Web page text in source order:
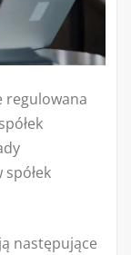
regulowana
następujące